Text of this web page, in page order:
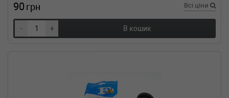
90 грн Всі ціни
- + В кошик